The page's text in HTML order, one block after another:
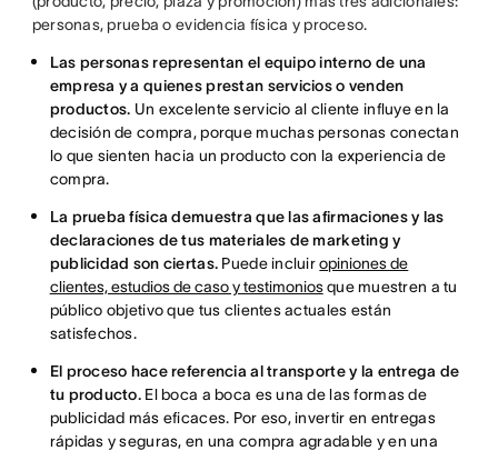
personas, prueba o evidencia física y proceso.
Las personas representan el equipo interno de una
empresa y a quienes prestan servicios o venden
productos. Un excelente servicio al cliente influye en la
decisión de compra, porque muchas personas conectan
lo que sienten hacia un producto con la experiencia de
compra.
La prueba física demuestra que las afirmaciones y las
declaraciones de tus materiales de marketing y
publicidad son ciertas. Puede incluiropiniones de
clientes, estudios de caso y testimoniosque muestren a tu
público objetivo que tus clientes actuales están
satisfechos.
El proceso hace referencia al transporte y la entrega de
tu producto. El boca a boca es una de las formas de
publicidad más eficaces. Por eso, invertir en entregas
rápidas y seguras, en una compra agradable y en una